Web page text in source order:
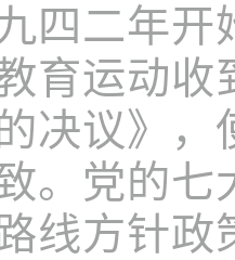
四二年
育运动
决议》
。党的
线方针